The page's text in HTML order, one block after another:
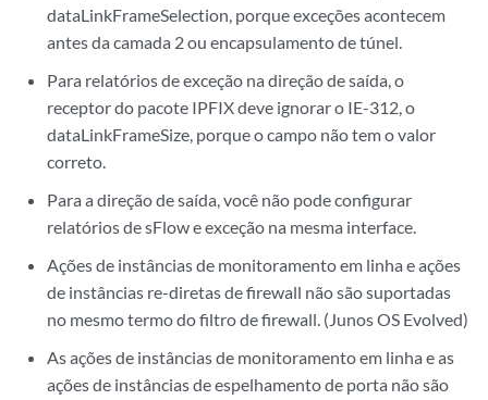
dataLinkFrameSelection, porque exceções acontecem
antes da camada 2 ou encapsulamento de túnel.
Para relatórios de exceção na direção de saída, o
receptor do pacote IPFIX deve ignorar o IE-312, o
dataLinkFrameSize, porque o campo não tem o valor
correto.
Para a direção de saída, você não pode configurar
relatórios de sFlow e exceção na mesma interface.
Ações de instâncias de monitoramento em linha e ações
de instâncias re-diretas de firewall não são suportadas
no mesmo termo do filtro de firewall. (Junos OS Evolved)
As ações de instâncias de monitoramento em linha e as
ações de instâncias de espelhamento de porta não são